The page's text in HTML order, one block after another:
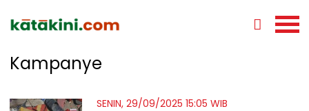
Kampanye
SENIN, 29/09/2025 15:05 WIB